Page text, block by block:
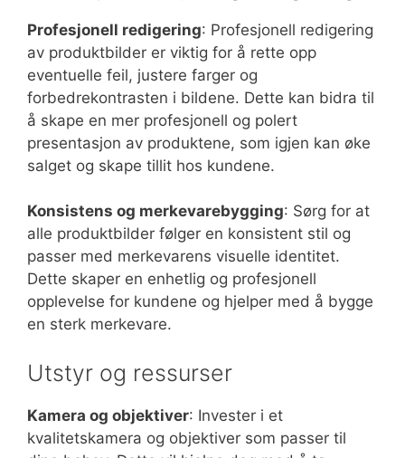
Profesjonell redigering: Profesjonell redigering
av produktbilder er viktig for å rette opp
eventuelle feil, justere farger og
forbedrekontrasten i bildene. Dette kan bidra til
å skape en mer profesjonell og polert
presentasjon av produktene, som igjen kan øke
salget og skape tillit hos kundene.
Konsistens og merkevarebygging: Sørg for at
alle produktbilder følger en konsistent stil og
passer med merkevarens visuelle identitet.
Dette skaper en enhetlig og profesjonell
opplevelse for kundene og hjelper med å bygge
en sterk merkevare.
Utstyr og ressurser
Kamera og objektiver: Invester i et
kvalitetskamera og objektiver som passer til